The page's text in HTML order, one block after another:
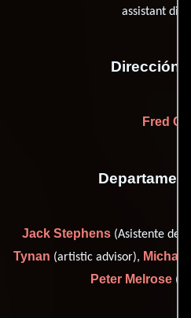
assistant
Dirección
Fred
Jack Stephens (Asistente de
Tynan (artistic advisor), Michael
Peter Melrose